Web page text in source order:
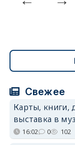
Свежее
Карты, книги,
выставка в
16:02 0 102